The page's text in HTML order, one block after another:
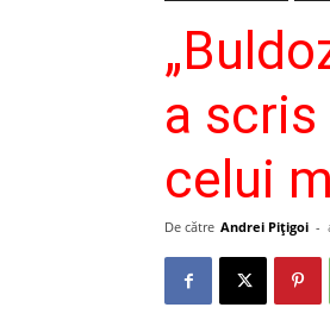
a
celui
De către Andrei Pițigoi -